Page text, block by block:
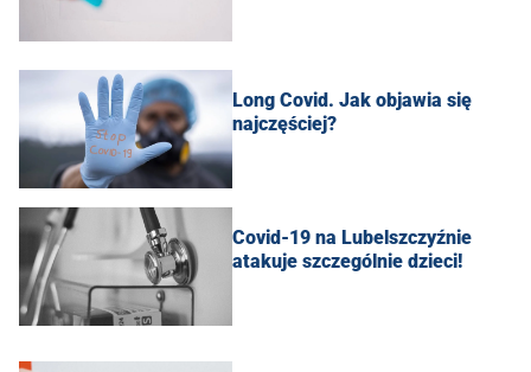
Long Covid. Jak objawia się
najczęściej?
Covid-19 na Lubelszczyźnie
atakuje szczególnie dzieci!